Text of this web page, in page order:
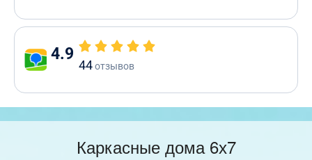
4.9
44отзывов
Каркасные дома 6х7